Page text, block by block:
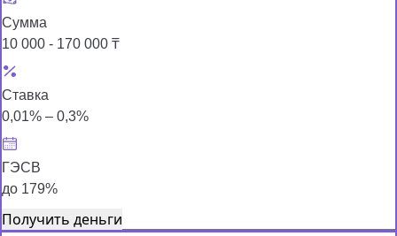
Сумма
10 000 - 170 000 ₸
Ставка
0,01% – 0,3%
ГЭСВ
до 179%
Получить деньги